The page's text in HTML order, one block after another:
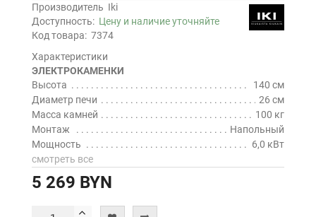
Производитель Iki
Доступность: Цену и наличие уточняйте
Код товара: 7374
Характеристики
ЭЛЕКТРОКАМЕНКИ
Высота
140 см
Диаметр печи
26 см
Масса камней
100 кг
Монтаж
Напольный
Мощность
6,0 кВт
смотреть все
5 269 BYN